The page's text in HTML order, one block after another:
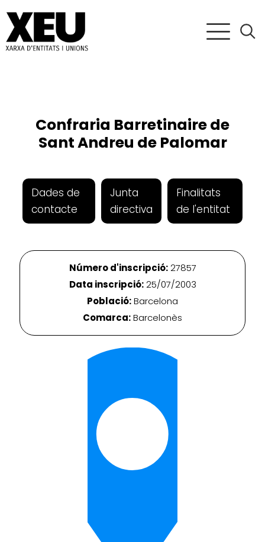
Confraria Barretinaire de
Sant Andreu de Palomar
Dades de
contacte
Junta
directiva
Finalitats
de l'entitat
Número d'inscripció:27857
Data inscripció:25/07/2003
Població:Barcelona
Comarca:Barcelonès